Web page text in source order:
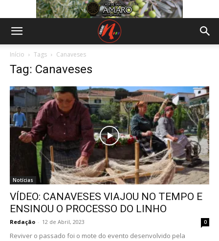
Início Tags Canaveses
Tag: Canaveses
Notícias
VÍDEO: CANAVESES VIAJOU NO TEMPO E
ENSINOU O PROCESSO DO LINHO
Redação - 12 de Abril, 2023 0
Reviver o passado foi o mote do evento desenvolvido pela